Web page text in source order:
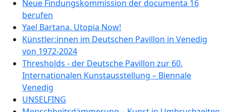
Neue Findungskommission der documenta 16
berufen
Yael Bartana. Utopia Now!
Künstler:innen im Deutschen Pavillon in Venedig
von 1972-2024
Thresholds - der Deutsche Pavillon zur 60.
Internationalen Kunstausstellung – Biennale
Venedig
UNSELFING